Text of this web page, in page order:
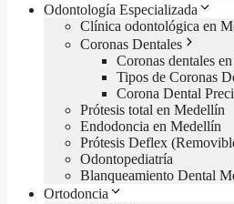
Odontología Especializada
Clínica odontológica en
Coronas Dentales
Coronas dentales
Tipos de Coronas
Corona Dental
Prótesis total en Medellín
Endodoncia en Medellín
Prótesis Deflex
Odontopediatría
Blanqueamiento Dental
Ortodoncia